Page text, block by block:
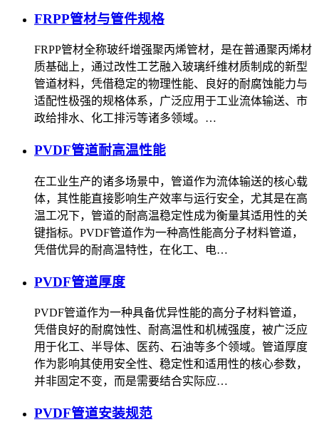
FRPP管材与管件规格
FRPP管材全称玻纤增强聚丙烯管材，是在普通聚丙烯材
质基础上，通过改性工艺融入玻璃纤维材质制成的新型
管道材料，凭借稳定的物理性能、良好的耐腐蚀能力与
适配性极强的规格体系，广泛应用于工业流体输送、市
政给排水、化工排污等诸多领域。…
PVDF管道耐高温性能
在工业生产的诸多场景中，管道作为流体输送的核心载
体，其性能直接影响生产效率与运行安全，尤其是在高
温工况下，管道的耐高温稳定性成为衡量其适用性的关
键指标。PVDF管道作为一种高性能高分子材料管道，
凭借优异的耐高温特性，在化工、电…
PVDF管道厚度
PVDF管道作为一种具备优异性能的高分子材料管道，
凭借良好的耐腐蚀性、耐高温性和机械强度，被广泛应
用于化工、半导体、医药、石油等多个领域。管道厚度
作为影响其使用安全性、稳定性和适用性的核心参数，
并非固定不变，而是需要结合实际应…
PVDF管道安装规范